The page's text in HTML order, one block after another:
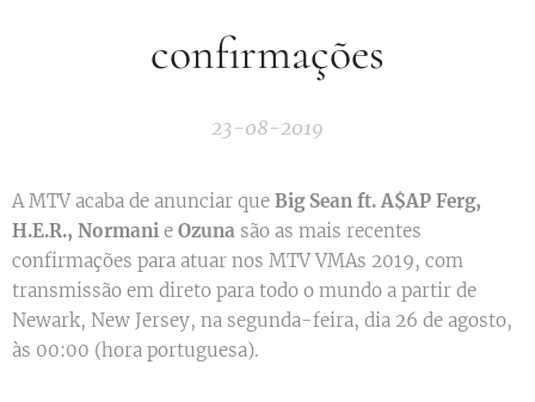
confirmações
23-08-2019
A MTV acaba de anunciar que Big Sean ft. A$AP Ferg,
H.E.R., Normani e Ozuna são as mais recentes
confirmações para atuar nos MTV VMAs 2019, com
transmissão em direto para todo o mundo a partir de
Newark, New Jersey, na segunda-feira, dia 26 de agosto,
às 00:00 (hora portuguesa).